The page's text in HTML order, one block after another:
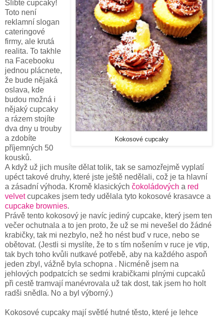
Kokosové cupcaky
Slibte cupcaky!
Toto není
reklamní slogan
cateringové
firmy, ale krutá
realita. To takhle
na Facebooku
jednou plácnete,
že bude nějaká
oslava, kde
budou možná i
nějaký cupcaky
a rázem stojíte
dva dny u trouby
a zdobíte
příjemných 50
kousků.
A když už jich musíte dělat tolik, tak se samozřejmě vyplatí
upéct takové druhy, které jste ještě nedělali, což je ta hlavní
a zásadní výhoda. Kromě klasických čokoládových a red
velvetcupcakes jsem tedy udělala tyto kokosové krasavce a
cupcake brownies.
Právě tento kokosový je navíc jediný cupcake, který jsem ten
večer ochutnala a to jen proto, že už se mi nevešel do žádné
krabičky, tak mi nezbylo, než ho nést buď v ruce, nebo se
obětovat. (Jestli si myslíte, že to s tím nošením v ruce je vtip,
tak bych toho kvůli nutkavé potřebě, aby na každého aspoň
jeden zbyl, vážně byla schopna . Nicméně jsem na
jehlových podpatcích se sedmi krabičkami plnými cupcaků
při cestě tramvají manévrovala už tak dost, tak jsem ho holt
radši snědla. No a byl výborný.)
Kokosové cupcaky mají světlé hutné těsto, které je lehce